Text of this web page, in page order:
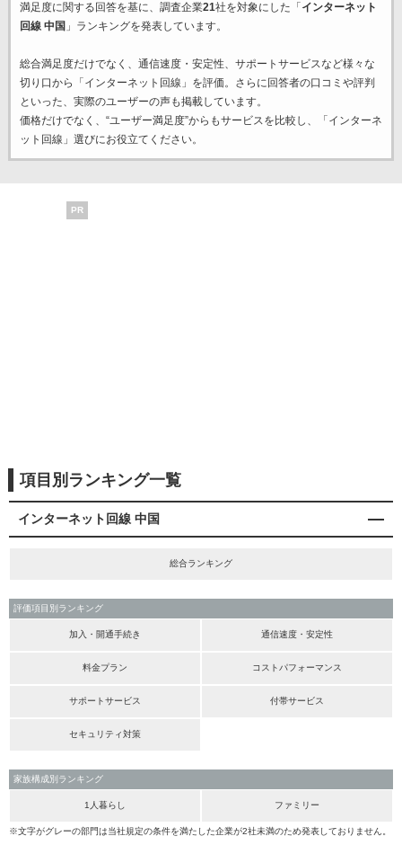
満足度に関する回答を基に、調査企業21社を対象にした「 インターネット
回線 中国 」ランキングを発表しています。
総合満足度だけでなく、通信速度・安定性、サポートサービスなど様々な
切り口から「インターネット回線」を評価。さらに回答者の口コミや評判
といった、実際のユーザーの声も掲載しています。
価格だけでなく、“ユーザー満足度”からもサービスを比較し、「インターネ
ット回線」選びにお役立てください。
PR
項目別ランキング一覧
インターネット回線 中国
総合ランキング
評価項目別ランキング
加入・開通手続き 通信速度・安定性
料金プラン コストパフォーマンス
サポートサービス 付帯サービス
セキュリティ対策
家族構成別ランキング
1人暮らし ファミリー
※文字がグレーの部門は当社規定の条件を満たした企業が2社未満のため発表しておりません。